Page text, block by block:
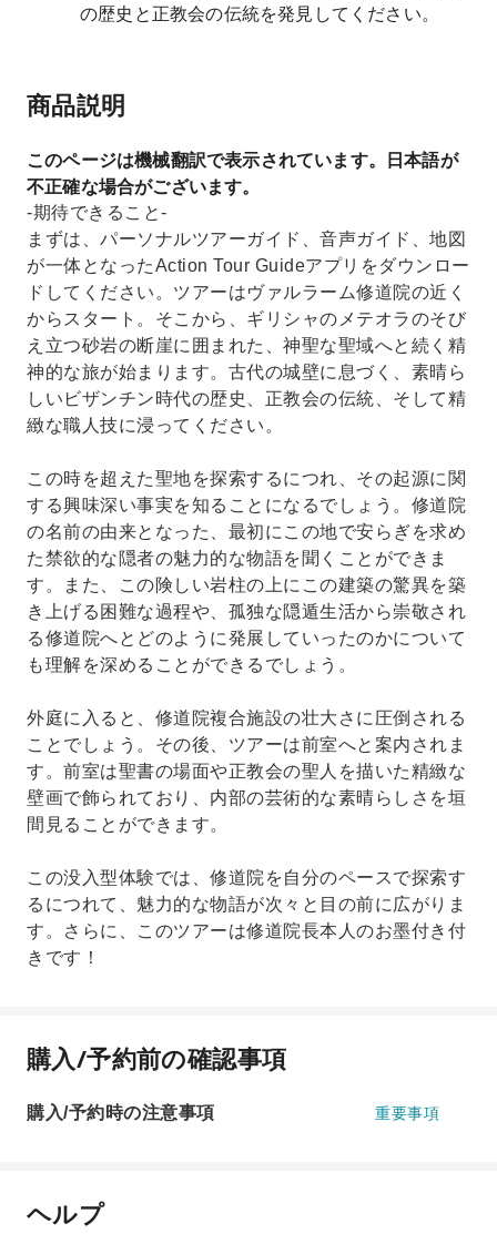
の歴史と正教会の伝統を発見してください。
商品説明
このページは機械翻訳で表示されています。日本語が
不正確な場合がございます。
-期待できること-
まずは、パーソナルツアーガイド、音声ガイド、地図
が一体となったAction Tour Guideアプリをダウンロー
ドしてください。ツアーはヴァルラーム修道院の近く
からスタート。そこから、ギリシャのメテオラのそび
え立つ砂岩の断崖に囲まれた、神聖な聖域へと続く精
神的な旅が始まります。古代の城壁に息づく、素晴ら
しいビザンチン時代の歴史、正教会の伝統、そして精
緻な職人技に浸ってください。
この時を超えた聖地を探索するにつれ、その起源に関
する興味深い事実を知ることになるでしょう。修道院
の名前の由来となった、最初にこの地で安らぎを求め
た禁欲的な隠者の魅力的な物語を聞くことができま
す。また、この険しい岩柱の上にこの建築の驚異を築
き上げる困難な過程や、孤独な隠遁生活から崇敬され
る修道院へとどのように発展していったのかについて
も理解を深めることができるでしょう。
外庭に入ると、修道院複合施設の壮大さに圧倒される
ことでしょう。その後、ツアーは前室へと案内されま
す。前室は聖書の場面や正教会の聖人を描いた精緻な
壁画で飾られており、内部の芸術的な素晴らしさを垣
間見ることができます。
この没入型体験では、修道院を自分のペースで探索す
るにつれて、魅力的な物語が次々と目の前に広がりま
す。さらに、このツアーは修道院長本人のお墨付き付
きです！
購入/予約前の確認事項
購入/予約時の注意事項 重要事項
ヘルプ